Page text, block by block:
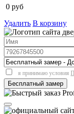
0 руб
Удалить В корзину
я принимаю условия